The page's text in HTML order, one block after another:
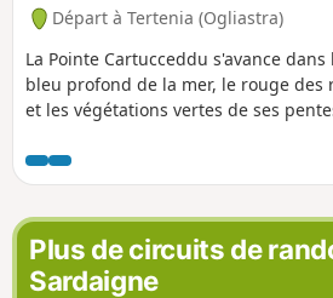
Départ à Tertenia (Ogliastra)
La Pointe Cartucceddu s'avance
bleu profond de la mer, le rouge des
et les végétations vertes de ses
et peu touristique mais dont le
Il serpente presque en totalité sous
protègent du soleil.
Plus de circuits de
Sardaigne